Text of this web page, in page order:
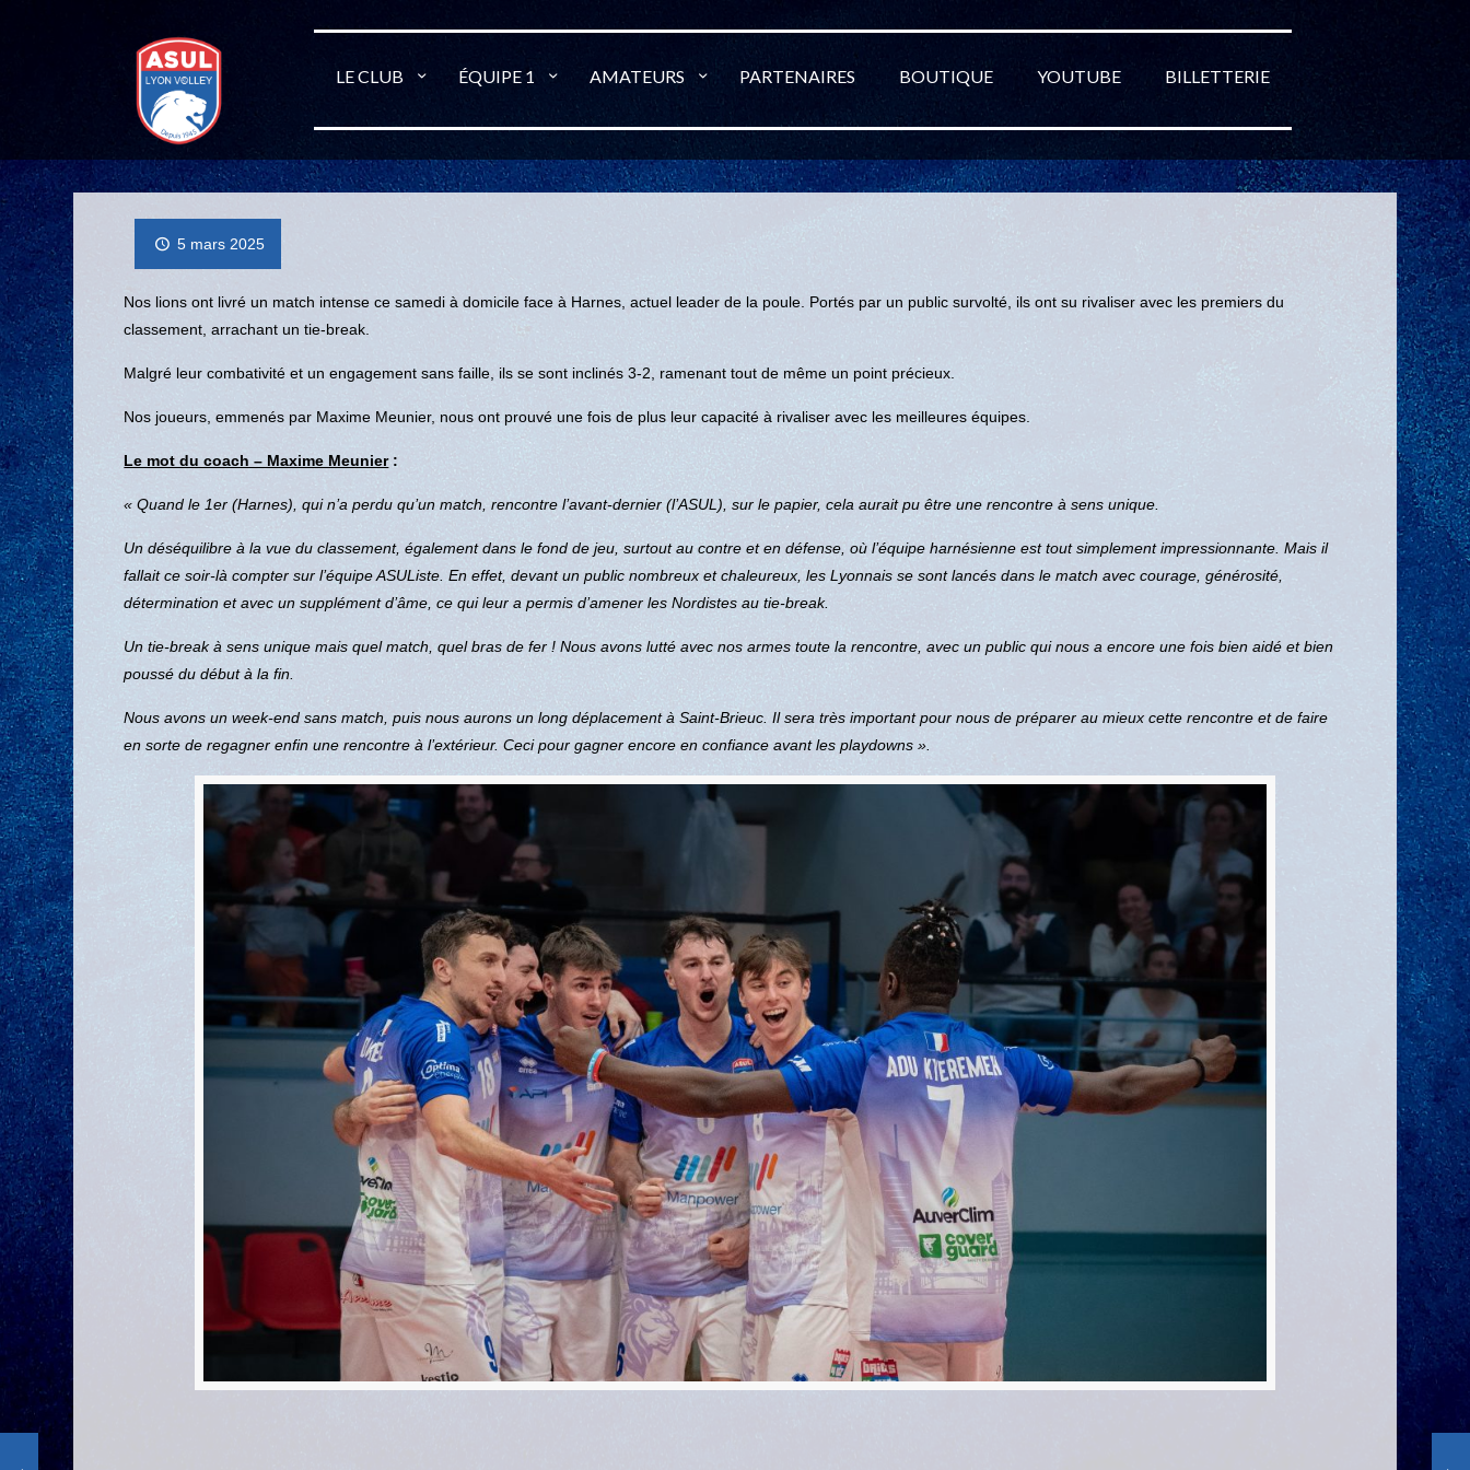
LE CLUB ÉQUIPE 1 AMATEURS PARTENAIRES BOUTIQUE YOUTUBE BILLETTERIE
5 mars 2025
Nos lions ont livré un match intense ce samedi à domicile face à Harnes, actuel leader de la poule. Portés par un public survolté, ils ont su rivaliser avec les premiers du
classement, arrachant un tie-break.
Malgré leur combativité et un engagement sans faille, ils se sont inclinés 3-2, ramenant tout de même un point précieux.
Nos joueurs, emmenés par Maxime Meunier, nous ont prouvé une fois de plus leur capacité à rivaliser avec les meilleures équipes.
Le mot du coach – Maxime Meunier:
« Quand le 1er (Harnes), qui n’a perdu qu’un match, rencontre l’avant-dernier (l’ASUL), sur le papier, cela aurait pu être une rencontre à sens unique.
Un déséquilibre à la vue du classement, également dans le fond de jeu, surtout au contre et en défense, où l’équipe harnésienne est tout simplement impressionnante. Mais il
fallait ce soir-là compter sur l’équipe ASUListe. En effet, devant un public nombreux et chaleureux, les Lyonnais se sont lancés dans le match avec courage, générosité,
détermination et avec un supplément d’âme, ce qui leur a permis d’amener les Nordistes au tie-break.
Un tie-break à sens unique mais quel match, quel bras de fer ! Nous avons lutté avec nos armes toute la rencontre, avec un public qui nous a encore une fois bien aidé et bien
poussé du début à la fin.
Nous avons un week-end sans match, puis nous aurons un long déplacement à Saint-Brieuc. Il sera très important pour nous de préparer au mieux cette rencontre et de faire
en sorte de regagner enfin une rencontre à l’extérieur. Ceci pour gagner encore en confiance avant les playdowns ».